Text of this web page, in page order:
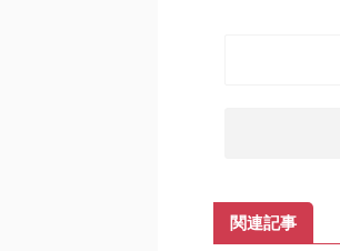
関連記事